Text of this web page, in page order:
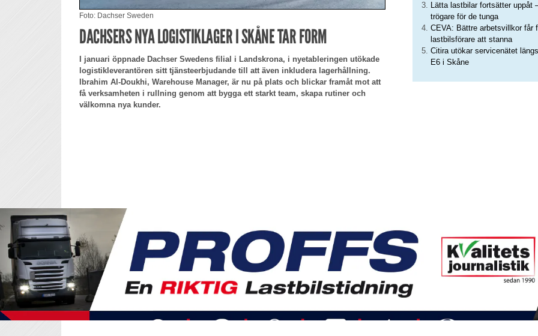
Foto: Dachser Sweden
DACHSERS NYA LOGISTIKLAGER I SKÅNE TAR FORM
I januari öppnade Dachser Swedens filial i Landskrona, i nyetableringen utökade
logistikleverantören sitt tjänsteerbjudande till att även inkludera lagerhållning.
Ibrahim Al-Doukhi, Warehouse Manager, är nu på plats och blickar framåt mot att
få verksamheten i rullning genom att bygga ett starkt team, skapa rutiner och
välkomna nya kunder.
Lätta lastbilar fortsätter uppåt
trögare för de tunga
CEVA: Bättre arbetsvillkor får
lastbilsförare att stanna
Citira utökar servicenätet längs
E6 i Skåne